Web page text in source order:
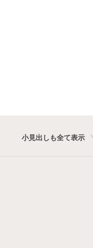
小見出しも全て表示